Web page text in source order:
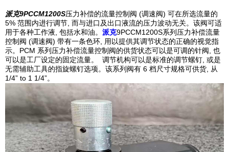
派克9PCCM1200S压力补偿的流量控制阀 (调速阀) 可在所选流量的
5% 范围内进行调节, 而与进口及出口液流的压力波动无关。该阀可适
用于各种工作液, 包括水和油。 派克9PCCM1200S系列压力补偿流量
控制阀 (调速阀) 带有一条色环, 用以提供其调节状态的正确的视觉指
示。PCM 系列压力补偿流量控制阀的供货状态可以是可调的针阀, 也
可以是工厂设定的固定流量。 调节机构可以是标准的调节螺钉, 或是
无需辅助工具的指旋螺钉选项。该系列阀有 6 档尺寸规格可供货, 从
1/4” to 1 1/4”。